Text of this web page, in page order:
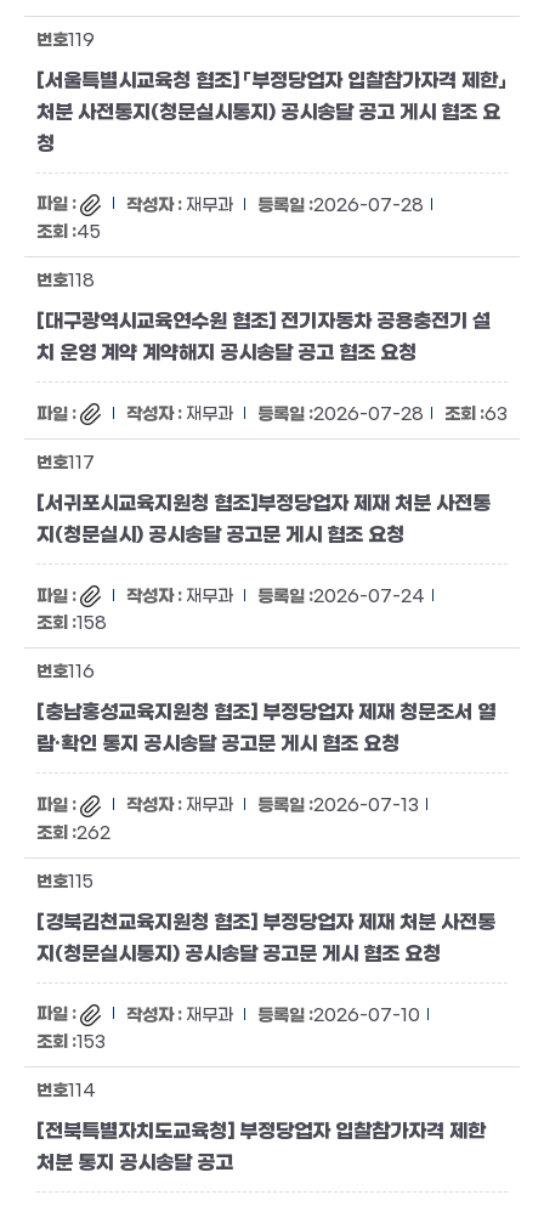
119
[서울특별시교육청 협조] 「부정당업자 입찰참가자격 제한」
처분 사전통지(청문실시통지) 공시송달 공고 게시 협조 요
청
재무과
2026-07-28
45
118
[대구광역시교육연수원 협조] 전기자동차 공용충전기 설
치 운영 계약 계약해지 공시송달 공고 협조 요청
재무과 2026-07-28 63
117
[서귀포시교육지원청 협조]부정당업자 제재 처분 사전통
지(청문실시) 공시송달 공고문 게시 협조 요청
재무과
2026-07-24
158
116
[충남홍성교육지원청 협조] 부정당업자 제재 청문조서 열
람·확인 통지 공시송달 공고문 게시 협조 요청
재무과
2026-07-13
262
115
[경북김천교육지원청 협조] 부정당업자 제재 처분 사전통
지(청문실시통지) 공시송달 공고문 게시 협조 요청
재무과
2026-07-10
153
114
[전북특별자치도교육청] 부정당업자 입찰참가자격 제한
처분 통지 공시송달 공고